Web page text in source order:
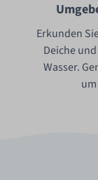
Erkunden
Deiche
Wasser.